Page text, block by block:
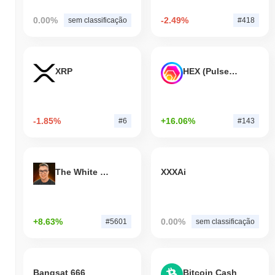
0.00% sem classificação -2.49% #418
XRP
-1.85% #6
HEX (Pulsechain)
+16.06% #143
The White Bull
+8.63% #5601
XXXAi
0.00% sem classificação
Bangsat 666 Bitcoin Cash